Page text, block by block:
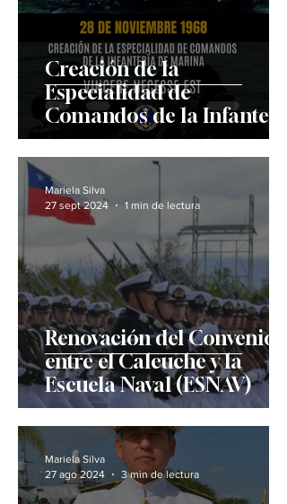
Creación de la
Especialidad de
Comandos de la Infantería
de Marina
Renovación del Convenio
entre el Caleuche y la
Escuela Naval (ESNAV)
Mariela Silva
27 sept 2024
1 min de lectura
Mariela Silva
27 ago 2024
3 min de lectura